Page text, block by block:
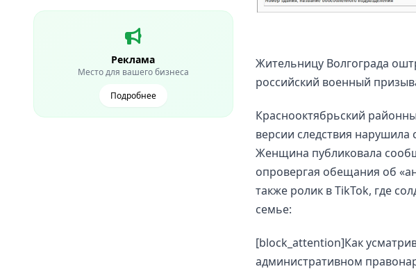
Реклама
Место для вашего бизнеса
Подробнее
Жительницу Волгограда
российский военный
Краснооктябрьский
версии следствия
Женщина публиковала
опровергая обещания об
также ролик в TikTok, где
семье:
[block_attention]Как
административном